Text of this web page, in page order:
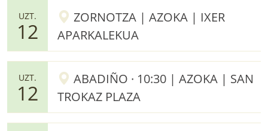
UZT.
12
ZORNOTZA | AZOKA | IXER
APARKALEKUA
UZT.
12
ABADIÑO · 10:30 | AZOKA | SAN
TROKAZ PLAZA